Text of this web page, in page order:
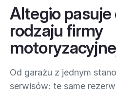
Altegio pasuje
rodzaju firmy
Od garażu z jednym
serwisów: te same